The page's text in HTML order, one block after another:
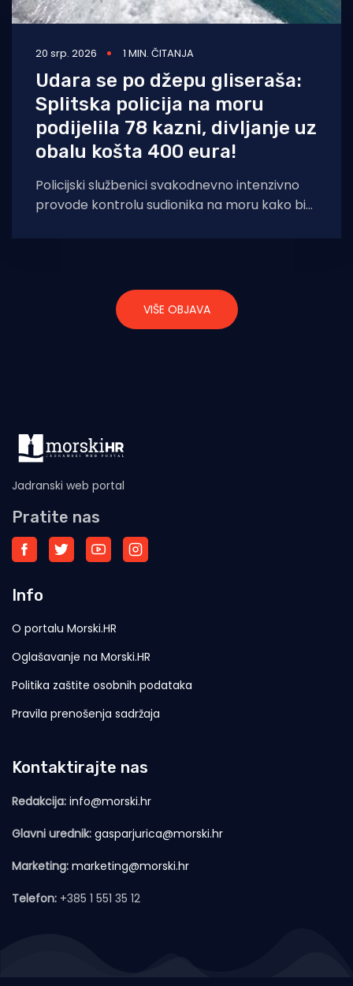
20 srp. 2026 1 MIN. ČITANJA
Udara se po džepu gliseraša:
Splitska policija na moru
podijelila 78 kazni, divljanje uz
obalu košta 400 eura!
Policijski službenici svakodnevno intenzivno
provode kontrolu sudionika na moru kako bi
razini. U proteklih
VIŠE OBJAVA
Jadranski web portal
Pratite nas
Info
O portalu Morski.HR
Oglašavanje na Morski.HR
Politika zaštite osobnih podataka
Pravila prenošenja sadržaja
Kontaktirajte nas
Redakcija: info@morski.hr
Glavni urednik: gasparjurica@morski.hr
Marketing: marketing@morski.hr
Telefon: +385 1 551 35 12